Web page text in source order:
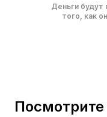
Деньги будут
того, как